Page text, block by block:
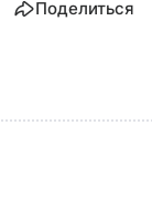
Поделиться